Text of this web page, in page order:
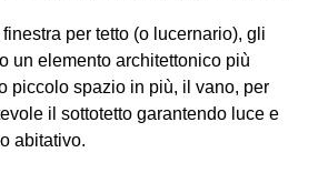
per tetto (o lucernario), gli
un elemento architettonico più
piccolo spazio in più, il vano, per
il sottotetto garantendo luce e
abitativo.